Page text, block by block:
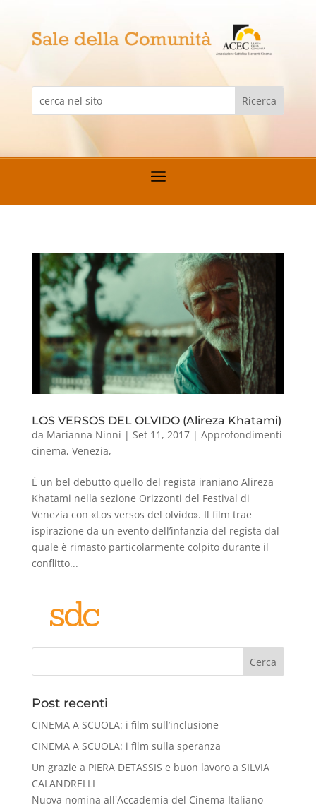
LOS VERSOS DEL OLVIDO (Alireza Khatami)
da Marianna Ninni | Set 11, 2017| Approfondimenti
cinema, Venezia,
È un bel debutto quello del regista iraniano Alireza
Khatami nella sezione Orizzonti del Festival di
Venezia con «Los versos del olvido». Il film trae
ispirazione da un evento dell’infanzia del regista dal
quale è rimasto particolarmente colpito durante il
conflitto...
Cerca
Post recenti
CINEMA A SCUOLA: i film sull’inclusione
CINEMA A SCUOLA: i film sulla speranza
Un grazie a PIERA DETASSIS e buon lavoro a SILVIA
CALANDRELLI
Nuova nomina all'Accademia del Cinema Italiano